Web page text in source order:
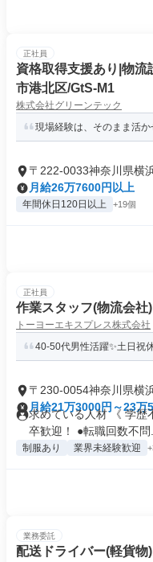
正社員
資格取得支援あり|物
市港北区/GtS-M1
株式会社グリーンテック
現場経験は、そのまま活か
〒222-0033神奈川県横
月給26万7600円以上
年間休日120日以上 +19個
正社員
作業スタッフ(物流会社)
トーヨーエキスプレス株式会社
40-50代男性活躍✨土日祝
〒230-0054神奈川県横
月給21万3000円～23万
求めている人材 《 学歴
卒歓迎！ ●転職回数不問...
制服あり 業界未経験歓迎
業務委託
配送ドライバー(軽貨物)